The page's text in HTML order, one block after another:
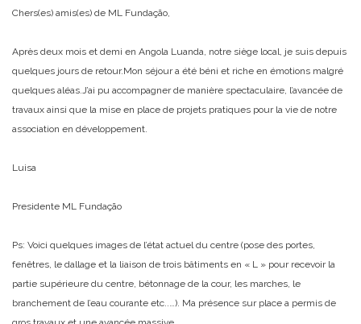
Chers(es) amis(es) de ML Fundação,
Après deux mois et demi en Angola Luanda, notre siège local, je suis depuis
quelques jours de retour.Mon séjour a été béni et riche en émotions malgré
quelques aléas.J’ai pu accompagner de manière spectaculaire, l’avancée de
travaux ainsi que la mise en place de projets pratiques pour la vie de notre
association en développement.
Luisa
Presidente ML Fundação
Ps: Voici quelques images de l’état actuel du centre (pose des portes,
fenêtres, le dallage et la liaison de trois bâtiments en « L » pour recevoir la
partie supérieure du centre, bétonnage de la cour, les marches, le
branchement de l’eau courante etc..…). Ma présence sur place a permis de